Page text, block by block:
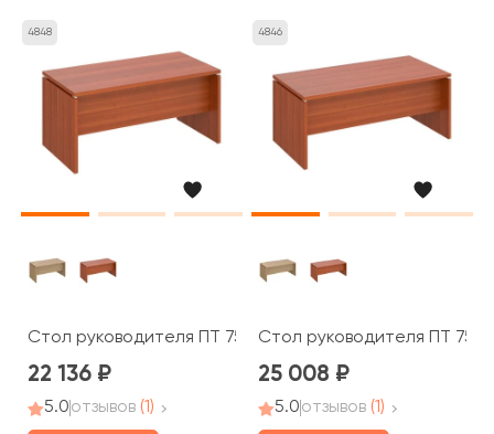
4848
Стол руководителя ПТ 757 Patriot
22 136
5.0отзывов (1)
4846
Стол руководителя ПТ 758
25 008
5.0отзывов (1)